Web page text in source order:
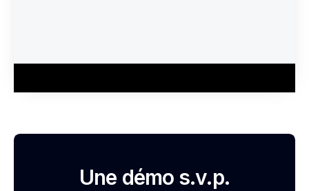
Une démo s.v.p.